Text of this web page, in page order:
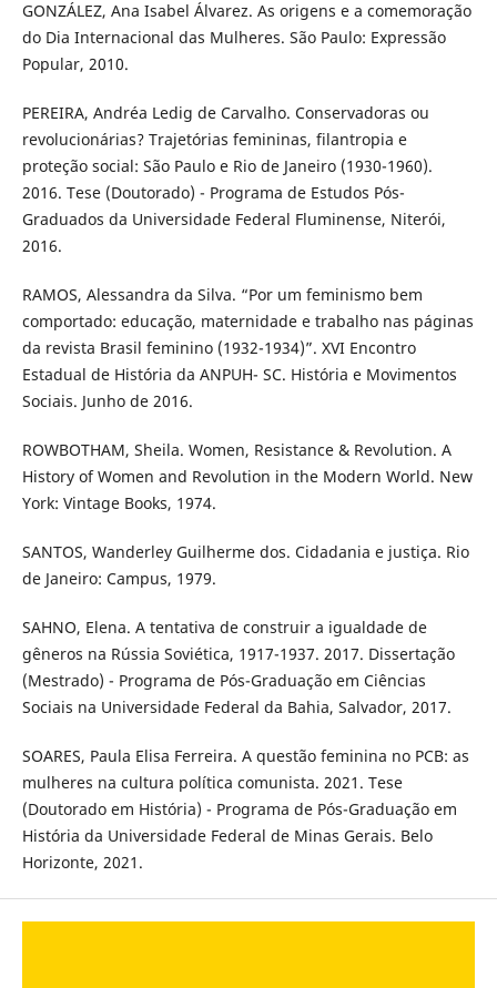
GONZÁLEZ, Ana Isabel Álvarez. As origens e a comemoração
do Dia Internacional das Mulheres. São Paulo: Expressão
Popular, 2010.
PEREIRA, Andréa Ledig de Carvalho. Conservadoras ou
revolucionárias? Trajetórias femininas, filantropia e
proteção social: São Paulo e Rio de Janeiro (1930-1960).
2016. Tese (Doutorado) - Programa de Estudos Pós-
Graduados da Universidade Federal Fluminense, Niterói,
2016.
RAMOS, Alessandra da Silva. “Por um feminismo bem
comportado: educação, maternidade e trabalho nas páginas
da revista Brasil feminino (1932-1934)”. XVI Encontro
Estadual de História da ANPUH- SC. História e Movimentos
Sociais. Junho de 2016.
ROWBOTHAM, Sheila. Women, Resistance & Revolution. A
History of Women and Revolution in the Modern World. New
York: Vintage Books, 1974.
SANTOS, Wanderley Guilherme dos. Cidadania e justiça. Rio
de Janeiro: Campus, 1979.
SAHNO, Elena. A tentativa de construir a igualdade de
gêneros na Rússia Soviética, 1917-1937. 2017. Dissertação
(Mestrado) - Programa de Pós-Graduação em Ciências
Sociais na Universidade Federal da Bahia, Salvador, 2017.
SOARES, Paula Elisa Ferreira. A questão feminina no PCB: as
mulheres na cultura política comunista. 2021. Tese
(Doutorado em História) - Programa de Pós-Graduação em
História da Universidade Federal de Minas Gerais. Belo
Horizonte, 2021.